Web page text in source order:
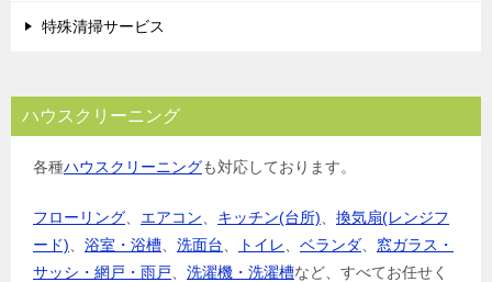
特殊清掃サービス
ハウスクリーニング
各種ハウスクリーニングも対応しております。
フローリング エアコン キッチン(台所)
換気扇(レンジフ
ード)
浴室・浴槽 洗面台 トイレ ベランダ
窓ガラス・
サッシ・網戸・雨戸
洗濯機・洗濯槽など、すべてお任せく